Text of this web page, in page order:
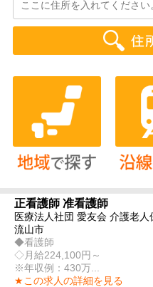
正看護師 准看護師
医療法人社団 愛友会 介護老
流山市
◆看護師
◇月給224,100円～
※年収例：430万...
★この求人の詳細を見る